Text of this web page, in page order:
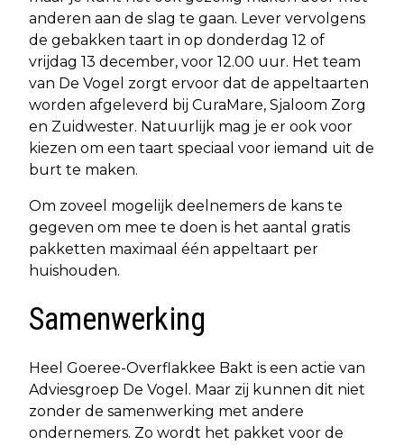
anderen aan de slag te gaan. Lever vervolgens
de gebakken taart in op donderdag 12 of
vrijdag 13 december, voor 12.00 uur. Het team
van De Vogel zorgt ervoor dat de appeltaarten
worden afgeleverd bij CuraMare, Sjaloom Zorg
en Zuidwester. Natuurlijk mag je er ook voor
kiezen om een taart speciaal voor iemand uit de
burt te maken.
Om zoveel mogelijk deelnemers de kans te
gegeven om mee te doen is het aantal gratis
pakketten maximaal één appeltaart per
huishouden.
Samenwerking
Heel Goeree-Overflakkee Bakt is een actie van
Adviesgroep De Vogel. Maar zij kunnen dit niet
zonder de samenwerking met andere
ondernemers. Zo wordt het pakket voor de